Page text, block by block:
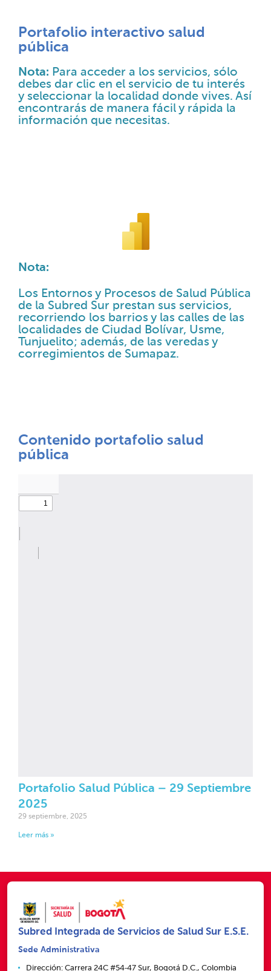
Portafolio interactivo salud
pública
Nota: Para acceder a los servicios, sólo
debes dar clic en el servicio de tu interés
y seleccionar la localidad donde vives. Así
encontrarás de manera fácil y rápida la
información que necesitas.
Nota:
Los Entornos y Procesos de Salud Pública
de la Subred Sur prestan sus servicios,
recorriendo los barrios y las calles de las
localidades de Ciudad Bolívar, Usme,
Tunjuelito; además, de las veredas y
corregimientos de Sumapaz.
Contenido portafolio salud
pública
Portafolio Salud Pública – 29 Septiembre
2025
29 septiembre, 2025
Leer más »
Subred Integrada de Servicios de Salud Sur E.S.E.
Sede Administrativa
Dirección: Carrera 24C #54‑47 Sur, Bogotá D.C., Colombia